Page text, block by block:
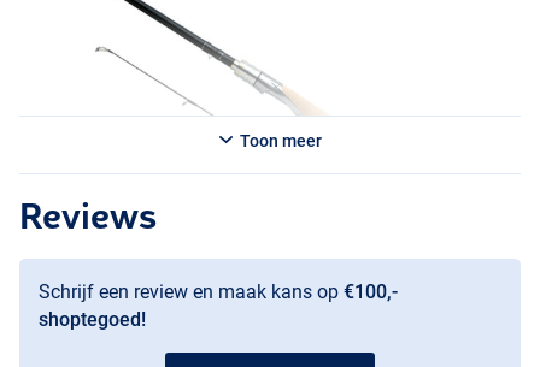
Toon meer
Reviews
Schrijf een review en maak kans op €100,-
shoptegoed!